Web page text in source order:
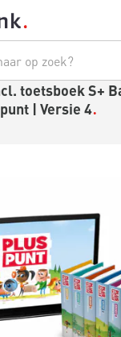
toetsboek S+
| Versie 4